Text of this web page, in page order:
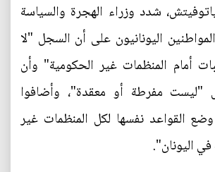
شدد وزراء الهجرة والسياسة
اليونانيون على أن السجل "لا
أمام المنظمات غير الحكومية" وأن
"ليست مفرطة أو معقدة"، وأضافوا
القواعد نفسها لكل المنظمات غير
اليونان".